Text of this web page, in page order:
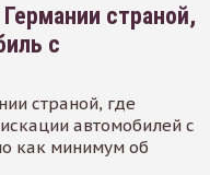
страной,
с
страной, где
автомобилей с
как минимум об